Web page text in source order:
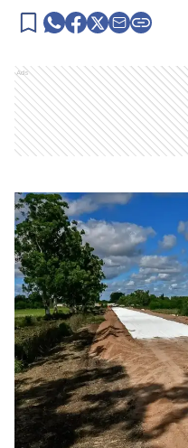
Ads